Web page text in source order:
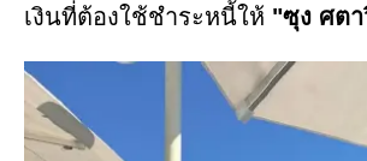
เงินที่ต้องใช้ชำระหนี้ให้ "ซุง ศต